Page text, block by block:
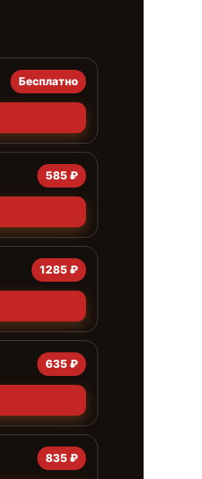
Бесплатно
585 ₽
1285 ₽
635 ₽
835 ₽